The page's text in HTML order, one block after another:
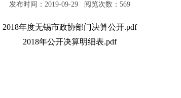
发布时间：2019-09-29 阅览次数： 569
2018年度无锡市政协部门决算公开.pdf
2018年公开决算明细表.pdf